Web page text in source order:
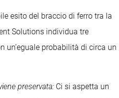
esito del braccio di ferro tra la
Solutions individua tre
un’eguale probabilità di circa un
preservata: Ci si aspetta un